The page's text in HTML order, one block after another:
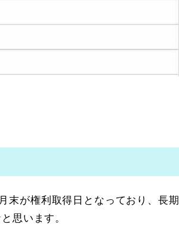
末が権利取得日となっており、長期
思います。